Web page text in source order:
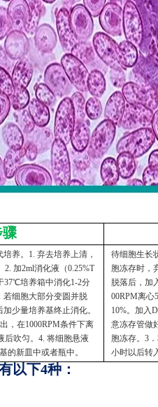
养。1. 弃去培养上清，
加2ml消化液（0.25%T
37℃培养箱中消化1-2分
若细胞大部分变圆并脱
少量培养基终止消化。
，在1000RPM条件下离
后吹匀。4. 将细胞悬液
的新皿中或者瓶中。
待细胞生长
胞冻存时，
脱落后，加
00RPM离心
10%。加入
意冻存管做
胞冻存。3
小时以后转
以下4种：